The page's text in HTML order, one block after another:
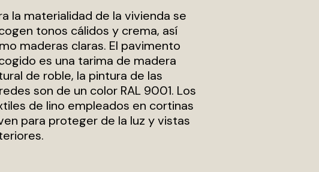
la materialidad de la vivienda se
tonos cálidos y crema, así
maderas claras. El pavimento
es una tarima de madera
de roble, la pintura de las
son de un color RAL 9001. Los
de lino empleados en cortinas
para proteger de la luz y vistas